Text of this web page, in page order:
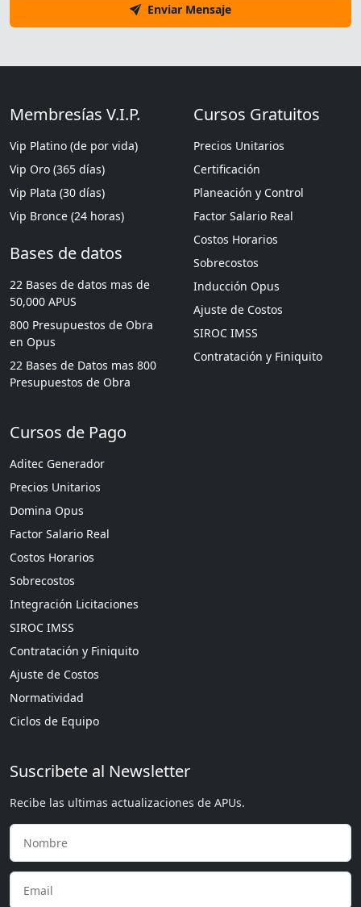
Enviar Mensaje
Membresías V.I.P.
Vip Platino (de por vida)
Vip Oro (365 días)
Vip Plata (30 días)
Vip Bronce (24 horas)
Bases de datos
22 Bases de datos mas de
50,000 APUS
800 Presupuestos de Obra
en Opus
22 Bases de Datos mas 800
Presupuestos de Obra
Cursos Gratuitos
Precios Unitarios
Certificación
Planeación y Control
Factor Salario Real
Costos Horarios
Sobrecostos
Inducción Opus
Ajuste de Costos
SIROC IMSS
Contratación y Finiquito
Cursos de Pago
Aditec Generador
Precios Unitarios
Domina Opus
Factor Salario Real
Costos Horarios
Sobrecostos
Integración Licitaciones
SIROC IMSS
Contratación y Finiquito
Ajuste de Costos
Normatividad
Ciclos de Equipo
Suscribete al Newsletter
Recibe las ultimas actualizaciones de APUs.